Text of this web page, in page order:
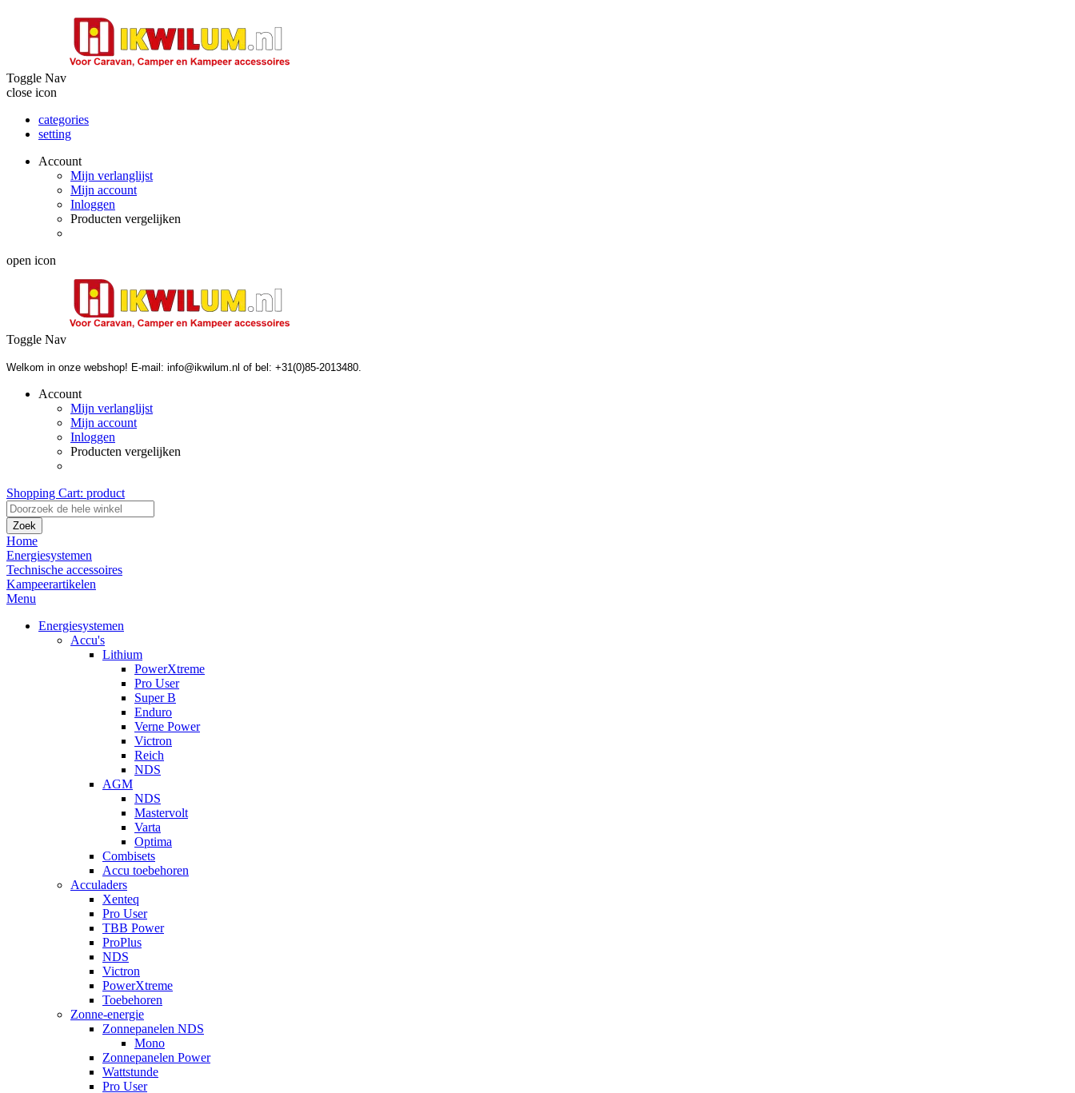
Toggle Nav
close icon
categories
setting
Account
Mijn verlanglijst
Mijn account
Inloggen
Producten vergelijken
open icon
Toggle Nav
Welkom in onze webshop! E-mail: info@ikwilum.nl of bel: +31(0)85-2013480.
Account
Mijn verlanglijst
Mijn account
Inloggen
Producten vergelijken
Shopping Cart: product
Zoek
Home
Energiesystemen
Technische accessoires
Kampeerartikelen
Menu
Energiesystemen
Accu's
Lithium
PowerXtreme
Pro User
Super B
Enduro
Verne Power
Victron
Reich
NDS
AGM
NDS
Mastervolt
Varta
Optima
Combisets
Accu toebehoren
Acculaders
Xenteq
Pro User
TBB Power
ProPlus
NDS
Victron
PowerXtreme
Toebehoren
Zonne-energie
Zonnepanelen NDS
Mono
Zonnepanelen Power
Wattstunde
Pro User